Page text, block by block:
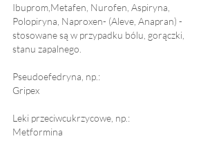
Ibuprom,Metafen, Nurofen, Aspiryna,
Polopiryna, Naproxen- (Aleve, Anapran) -
stosowane są w przypadku bólu, gorączki,
stanu zapalnego.
Pseudoefedryna, np.:
Gripex
Leki przeciwcukrzycowe, np.:
Metformina